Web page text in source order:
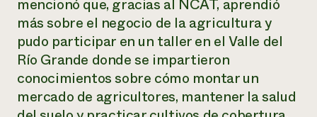
mencionó que, gracias al NCAT, aprendió
más sobre el negocio de la agricultura y
pudo participar en un taller en el Valle del
Río Grande donde se impartieron
conocimientos sobre cómo montar un
mercado de agricultores, mantener la salud